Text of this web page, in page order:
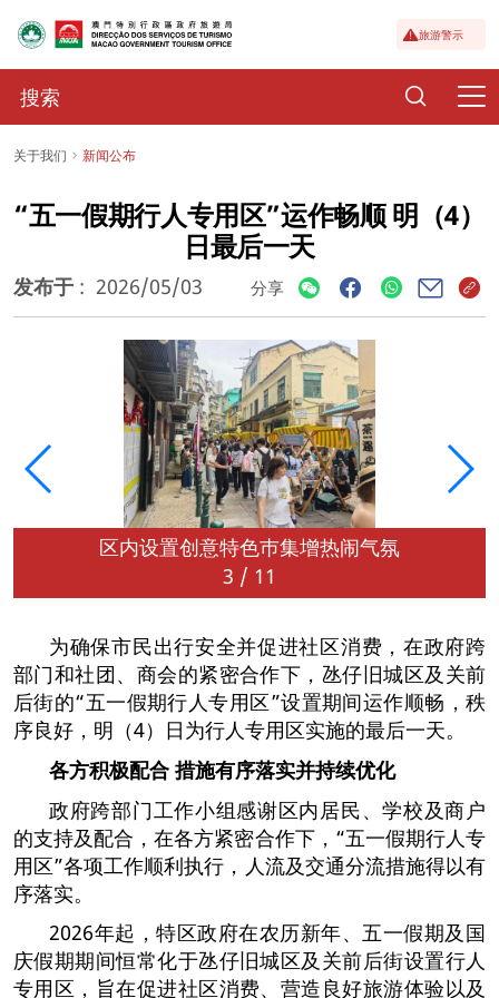
旅游警示
关于我们 新闻公布
“五一假期行人专用区”运作畅顺 明（4）
日最后一天
发布于 : 2026/05/03 分享
区内设置创意特色巿集增热闹气氛
3 / 11
为确保市民出行安全并促进社区消费，在政府跨
部门和社团、商会的紧密合作下，氹仔旧城区及关前
后街的“五一假期行人专用区”设置期间运作顺畅，秩
序良好，明（4）日为行人专用区实施的最后一天。
各方积极配合 措施有序落实并持续优化
政府跨部门工作小组感谢区内居民、学校及商户
的支持及配合，在各方紧密合作下，“五一假期行人专
用区”各项工作顺利执行，人流及交通分流措施得以有
序落实。
2026年起，特区政府在农历新年、五一假期及国
庆假期期间恒常化于氹仔旧城区及关前后街设置行人
专用区，旨在促进社区消费、营造良好旅游体验以及